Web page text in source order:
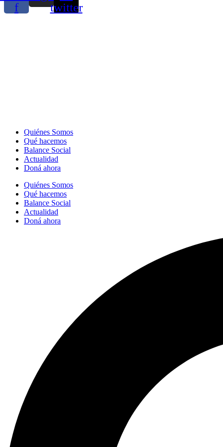
f
twitter
Quiénes Somos
Qué hacemos
Balance Social
Actualidad
Doná ahora
Quiénes Somos
Qué hacemos
Balance Social
Actualidad
Doná ahora